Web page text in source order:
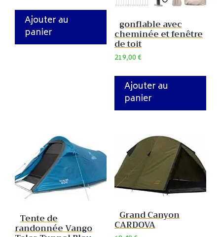
Ajouter au
panier
gonflable avec
cheminée et fenêtre
de toit
219,00€
Ajouter au
panier
Tente de
randonnée Vango
Grand Canyon
CARDOVA